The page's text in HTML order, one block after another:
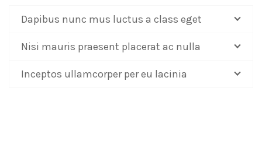
Dapibus nunc mus luctus a class eget
Nisi mauris praesent placerat ac nulla
Inceptos ullamcorper per eu lacinia